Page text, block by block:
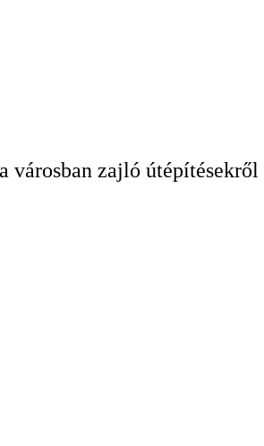
városban zajló útépítésekről